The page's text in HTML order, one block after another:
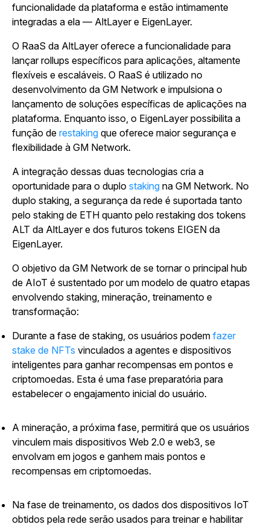
funcionalidade da plataforma e estão intimamente
integradas a ela — AltLayer e EigenLayer.
O RaaS da AltLayer oferece a funcionalidade para
lançar rollups específicos para aplicações, altamente
flexíveis e escaláveis. O RaaS é utilizado no
desenvolvimento da GM Network e impulsiona o
lançamento de soluções específicas de aplicações na
plataforma. Enquanto isso, o EigenLayer possibilita a
função de restaking que oferece maior segurança e
flexibilidade à GM Network.
A integração dessas duas tecnologias cria a
oportunidade para o duplo staking na GM Network. No
duplo staking, a segurança da rede é suportada tanto
pelo staking de ETH quanto pelo restaking dos tokens
ALT da AltLayer e dos futuros tokens EIGEN da
EigenLayer.
O objetivo da GM Network de se tornar o principal hub
de AIoT é sustentado por um modelo de quatro etapas
envolvendo staking, mineração, treinamento e
transformação:
Durante a fase de staking, os usuários podem fazer
stake de NFTs vinculados a agentes e dispositivos
inteligentes para ganhar recompensas em pontos e
criptomoedas. Esta é uma fase preparatória para
estabelecer o engajamento inicial do usuário.
A mineração, a próxima fase, permitirá que os usuários
vinculem mais dispositivos Web 2.0 e web3, se
envolvam em jogos e ganhem mais pontos e
recompensas em criptomoedas.
Na fase de treinamento, os dados dos dispositivos IoT
obtidos pela rede serão usados para treinar e habilitar